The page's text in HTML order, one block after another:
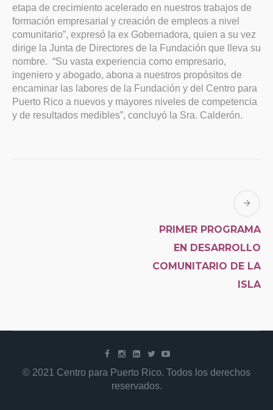
etapa de crecimiento acelerado en nuestros trabajos de
formación empresarial y creación de empleos a nivel
comunitario”, expresó la ex Gobernadora, quien a su vez
dirige la Junta de Directores de la Fundación que lleva su
nombre. “Su vasta experiencia como empresario,
ingeniero y abogado, abona a nuestros propósitos de
encaminar las labores de la Fundación y del Centro para
Puerto Rico a nuevos y mayores niveles de competencia
y de resultados medibles”, concluyó la Sra. Calderón.
PRIMER PROGRAMA
EN DESARROLLO
COMUNITARIO DE LA
ISLA
© 2021 Centro para Puerto Rico. Todos los derechos
reservados.